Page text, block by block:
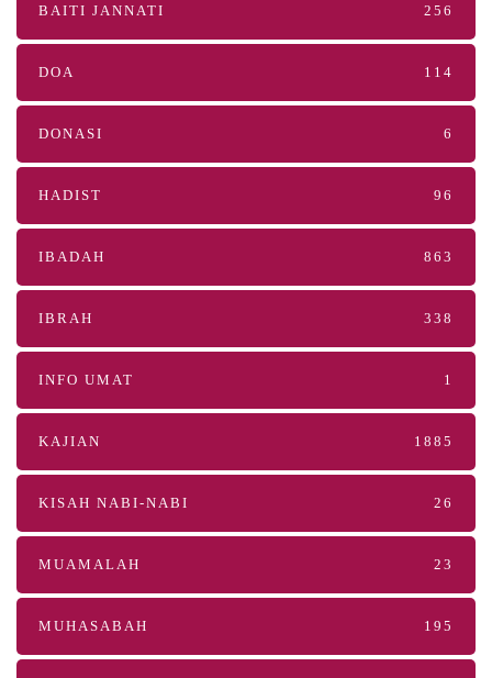
BAITI JANNATI 256
DOA 114
DONASI 6
HADIST 96
IBADAH 863
IBRAH 338
INFO UMAT 1
KAJIAN 1885
KISAH NABI-NABI 26
MUAMALAH 23
MUHASABAH 195